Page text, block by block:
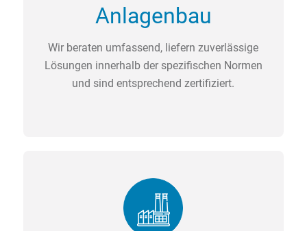
Anlagenbau
Wir beraten umfassend, liefern zuverlässige
Lösungen innerhalb der spezifischen Normen
und sind entsprechend zertifiziert.